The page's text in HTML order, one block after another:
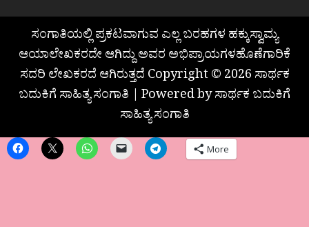
ಸಂಗಾತಿಯಲ್ಲಿ ಪ್ರಕಟವಾಗುವ ಎಲ್ಲ ಬರಹಗಳ ಹಕ್ಕುಸ್ವಾಮ್ಯ
ಆಯಾಲೇಖಕರದೇ ಆಗಿದ್ದು ಅವರ ಅಭಿಪ್ರಾಯಗಳಹೊಣೆಗಾರಿಕೆ
ಸದರಿ ಲೇಖಕರದೆ ಆಗಿರುತ್ತದೆ Copyright © 2026 ಸಾರ್ಥಕ
ಬದುಕಿಗೆ ಸಾಹಿತ್ಯ ಸಂಗಾತಿ | Powered by ಸಾರ್ಥಕ ಬದುಕಿಗೆ
ಸಾಹಿತ್ಯ ಸಂಗಾತಿ
More